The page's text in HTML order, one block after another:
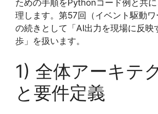
ための手順をPythonコード例と共
理します。第57回（イベント駆動ワ
の続きとして「AI出力を現場に反映
歩」を扱います。
1) 全体アーキテ
と要件定義